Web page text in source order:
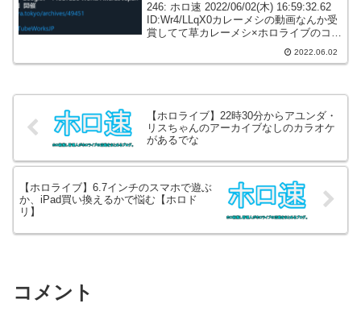
246: ホロ速 2022/06/02(木) 16:59:32.62
ID:Wr4/LLqX0カレーメシの動画なんか受
賞してて草カレーメシ×ホロライブのコラ
ボ動画が部門賞のひとつに Google、
2022.06.02
【ホロライブ】22時30分からアユンダ・
リスちゃんのアーカイブなしのカラオケ
があるでな
【ホロライブ】6.7インチのスマホで遊ぶ
か、iPad買い換えるかで悩む【ホロド
リ】
コメント